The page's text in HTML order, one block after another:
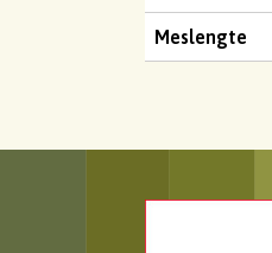
Meslengte